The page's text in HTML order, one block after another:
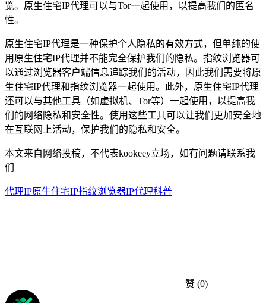
览。原生住宅IP代理可以与Tor一起使用，以提高我们的匿名
性。
原生住宅IP代理是一种保护个人隐私的有效方式，但单纯的使
用原生住宅IP代理并不能完全保护我们的隐私。指纹浏览器可
以通过浏览器客户端信息追踪我们的活动，因此我们需要将原
生住宅IP代理和指纹浏览器一起使用。此外，原生住宅IP代理
还可以与其他工具（如虚拟机、Tor等）一起使用，以提高我
们的网络隐私和安全性。使用这些工具可以让我们更加安全地
在互联网上活动，保护我们的隐私和安全。
本文来自网络投稿，不代表kookeey立场，如有问题请联系我
们
代理IP原生住宅IP指纹浏览器IP代理科普
赞 (0)